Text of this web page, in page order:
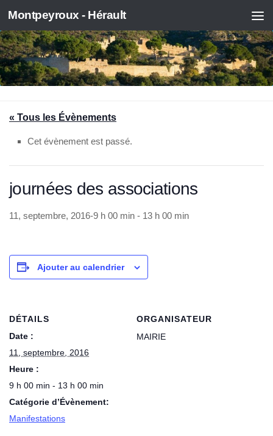
Skip to content
Montpeyroux - Hérault
« Tous les Évènements
Cet évènement est passé.
journées des associations
11, septembre, 2016-9 h 00 min - 13 h 00 min
Ajouter au calendrier
DÉTAILS
Date :
11, septembre, 2016
Heure :
9 h 00 min - 13 h 00 min
Catégorie d’Évènement:
Manifestations
ORGANISATEUR
MAIRIE